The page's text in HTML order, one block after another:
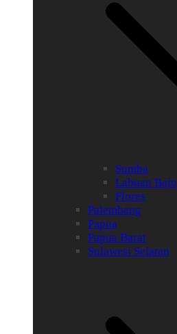
Sumba
Labuan Bajo
Flores
Palembang
Papua
Papua Barat
Sulawesi Selatan